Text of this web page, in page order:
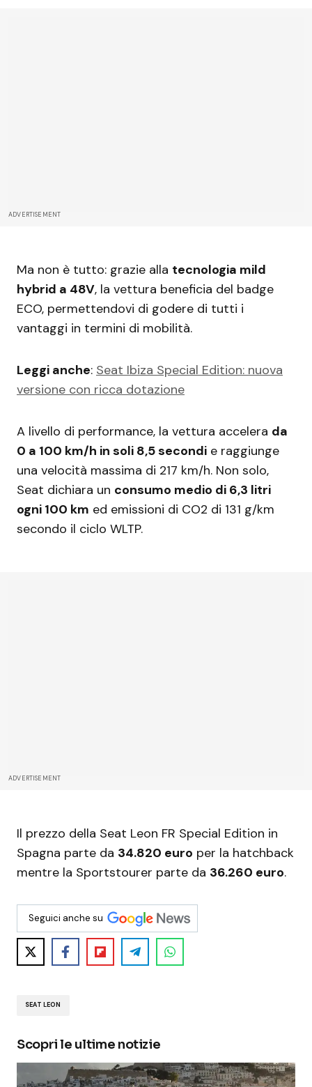
ADVERTISEMENT
Ma non è tutto: grazie alla tecnologia mild
hybrid a 48V, la vettura beneficia del badge
ECO, permettendovi di godere di tutti i
vantaggi in termini di mobilità.
Leggi anche: Seat Ibiza Special Edition: nuova
versione con ricca dotazione
A livello di performance, la vettura accelera da
0 a 100 km/h in soli 8,5 secondi e raggiunge
una velocità massima di 217 km/h. Non solo,
Seat dichiara un consumo medio di 6,3 litri
ogni 100 km ed emissioni di CO2 di 131 g/km
secondo il ciclo WLTP.
ADVERTISEMENT
Il prezzo della Seat Leon FR Special Edition in
Spagna parte da 34.820 euro per la hatchback
mentre la Sportstourer parte da 36.260 euro.
Seguici anche su
SEAT LEON
Scopri le ultime notizie